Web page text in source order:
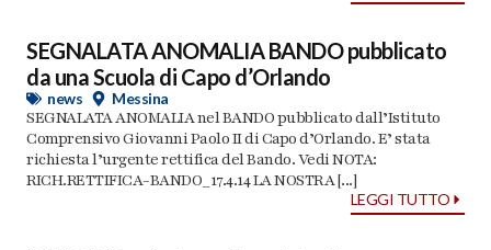
SEGNALATA ANOMALIA BANDO pubblicato
da una Scuola di Capo d’Orlando
news Messina
SEGNALATA ANOMALIA nel BANDO pubblicato dall’Istituto
Comprensivo Giovanni Paolo II di Capo d’Orlando. E’ stata
richiesta l’urgente rettifica del Bando. Vedi NOTA:
RICH.RETTIFICA-BANDO_17.4.14 LA NOSTRA [...]
LEGGI TUTTO